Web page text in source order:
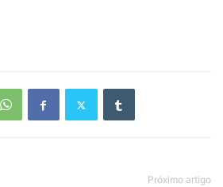
Próximo artigo